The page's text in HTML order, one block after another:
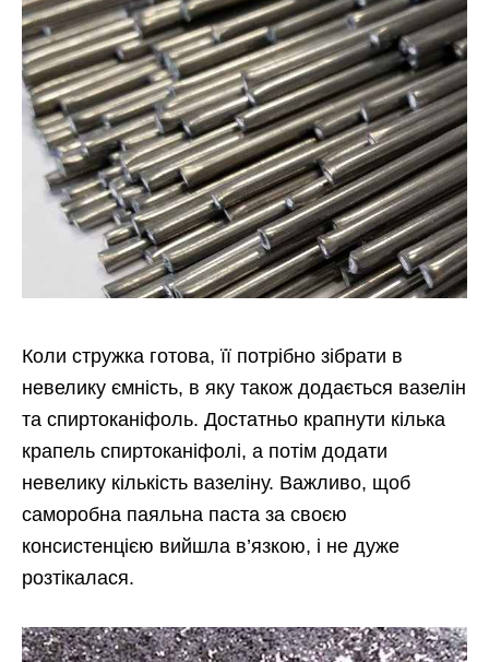
Коли стружка готова, її потрібно зібрати в
невелику ємність, в яку також додається вазелін
та спиртоканіфоль. Достатньо крапнути кілька
крапель спиртоканіфолі, а потім додати
невелику кількість вазеліну. Важливо, щоб
саморобна паяльна паста за своєю
консистенцією вийшла в’язкою, і не дуже
розтікалася.